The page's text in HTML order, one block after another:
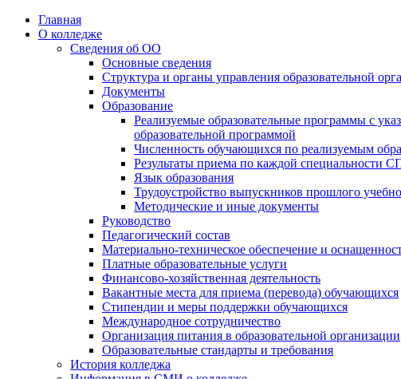
Главная
О колледже
Сведения об ОО
Основные сведения
Структура и органы управления образовательной
Документы
Образование
Реализуемые образовательные программы с
образовательной программой
Численность обучающихся по реализуемым
Результаты приема по каждой специальности
Язык образования
Трудоустройство выпускников прошлого
Методические и иные документы
Руководство
Педагогический состав
Материально-техническое обеспечение и
Платные образовательные услуги
Финансово-хозяйственная деятельность
Вакантные места для приема (перевода) обучающихся
Стипендии и меры поддержки обучающихся
Международное сотрудничество
Организация питания в образовательной организации
Образовательные стандарты и требования
История колледжа